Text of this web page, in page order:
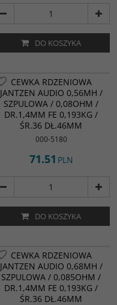
DO KOSZYKA
CEWKA RDZENIOWA
JANTZEN AUDIO 0,56MH /
SZPULOWA / 0,08OHM /
DR.1,4MM FE 0,193KG /
ŚR.36 DŁ.46MM
000-5180
71.51 PLN
DO KOSZYKA
CEWKA RDZENIOWA
JANTZEN AUDIO 0,68MH /
SZPULOWA / 0,085OHM /
DR.1,4MM FE 0,193KG /
ŚR.36 DŁ.46MM